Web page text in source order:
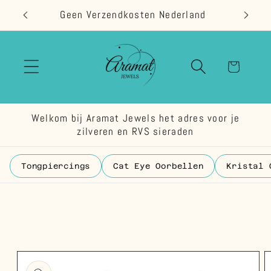
naar de
content
Geen Verzendkosten Nederland
Welkom bij Aramat Jewels het adres voor je
zilveren en RVS sieraden
Tongpiercings Cat Eye Oorbellen Kristal
direct naar